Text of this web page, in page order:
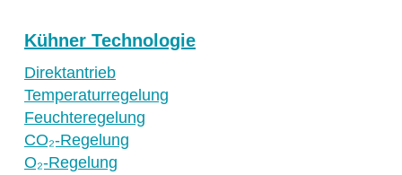
Kühner Technologie
Direktantrieb
Temperaturregelung
Feuchteregelung
CO₂-Regelung
O₂-Regelung